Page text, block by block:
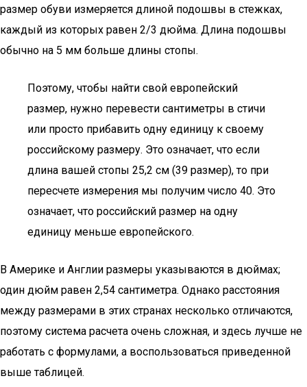
размер обуви измеряется длиной подошвы в стежках,
каждый из которых равен 2/3 дюйма. Длина подошвы
обычно на 5 мм больше длины стопы.
Поэтому, чтобы найти свой европейский
размер, нужно перевести сантиметры в стичи
или просто прибавить одну единицу к своему
российскому размеру. Это означает, что если
длина вашей стопы 25,2 см (39 размер), то при
пересчете измерения мы получим число 40. Это
означает, что российский размер на одну
единицу меньше европейского.
В Америке и Англии размеры указываются в дюймах;
один дюйм равен 2,54 сантиметра. Однако расстояния
между размерами в этих странах несколько отличаются,
поэтому система расчета очень сложная, и здесь лучше не
работать с формулами, а воспользоваться приведенной
выше таблицей.